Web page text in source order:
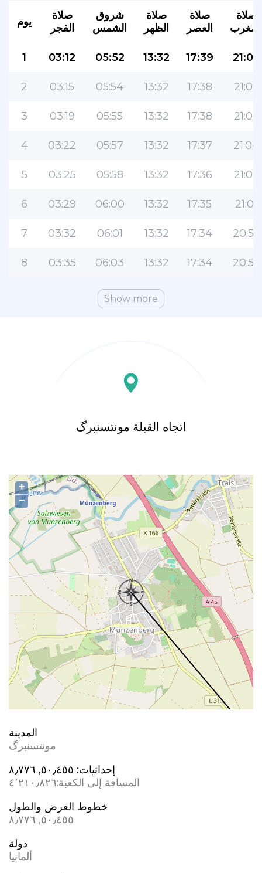
يوم
صلاة
الفجر
شروق
الشمس
صلاة
الظهر
صلاة
العصر
صلاة
المغرب
1 03:12 05:52 13:32 17:39 21:09
2 03:15 05:54 13:32 17:38 21:08
3 03:19 05:55 13:32 17:38 21:06
4 03:22 05:57 13:32 17:37 21:04
5 03:25 05:58 13:32 17:36 21:03
6 03:29 06:00 13:32 17:35 21:01
7 03:32 06:01 13:32 17:34 20:59
8 03:35 06:03 13:32 17:34 20:57
Show more
اتجاه القبلة مونتسنبرگ
+
−
المدينة
مونتسنبرگ
إحداثيات: ٥٠٫٤٥٥, ٨٫٧٧٦
المسافة إلى الكعبة:٤٬٢١٠٫٨٢٦
خطوط العرض والطول
٥٠٫٤٥٥, ٨٫٧٧٦
دولة
ألمانيا